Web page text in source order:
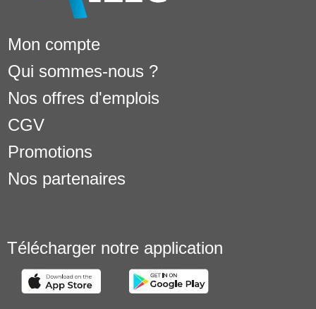
Mon compte
Qui sommes-nous ?
Nos offres d'emplois
CGV
Promotions
Nos partenaires
Télécharger notre application